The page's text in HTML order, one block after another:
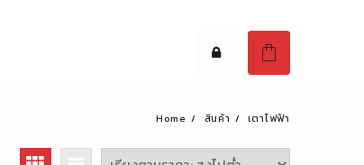
Home สินค้า เตาไฟฟ้า